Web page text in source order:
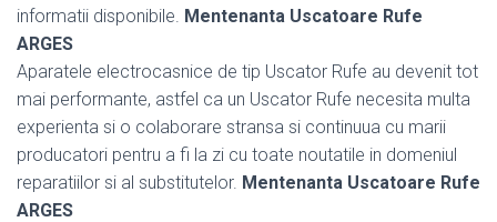
informatii disponibile. Mentenanta Uscatoare Rufe
ARGES
Aparatele electrocasnice de tip Uscator Rufe au devenit tot
mai performante, astfel ca un Uscator Rufe necesita multa
experienta si o colaborare stransa si continuua cu marii
producatori pentru a fi la zi cu toate noutatile in domeniul
reparatiilor si al substitutelor. Mentenanta Uscatoare Rufe
ARGES